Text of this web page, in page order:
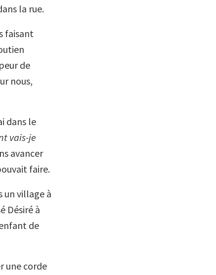
la rue.
faisant
de
nous,
dans le
vais-je
avancer
faire.
un village à
Désiré à
de
une corde